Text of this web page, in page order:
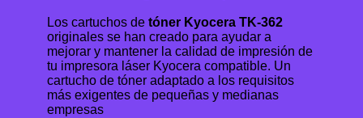
Los cartuchos de tóner Kyocera TK-362
originales se han creado para ayudar a
mejorar y mantener la calidad de impresión de
tu impresora láser Kyocera compatible. Un
cartucho de tóner adaptado a los requisitos
más exigentes de pequeñas y medianas
empresas